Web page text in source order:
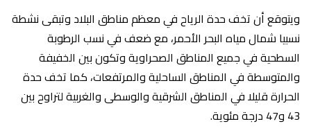
ويتوقع أن تخف حدة الرياح في معظم مناطق البلاد وتبقى نشطة
نسبيا شمال مياه البحر الأحمر، مع ضعف في نسب الرطوبة
السطحية في جميع المناطق الصحراوية وتكون بين الخفيفة
والمتوسطة في المناطق الساحلية والمرتفعات، كما تخف حدة
الحرارة قليلا في المناطق الشرقية والوسطى والغربية لتراوح بين
43 و47 درجة مئوية.